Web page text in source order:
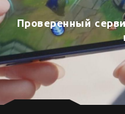
Проверенный